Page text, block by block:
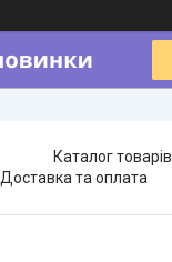
Каталог товарів
Доставка та оплата